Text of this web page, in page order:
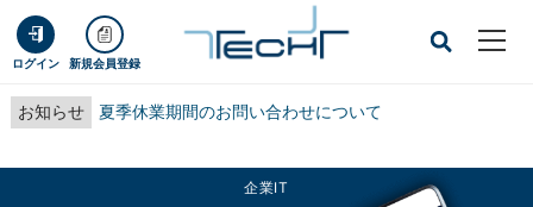
ログイン 新規会員登録
お知らせ 夏季休業期間のお問い合わせについて
企業IT